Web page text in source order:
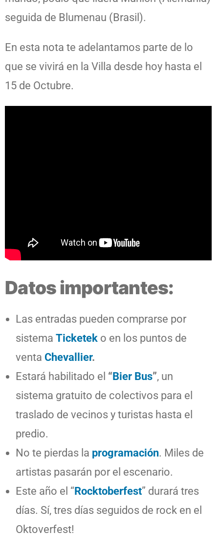
seguida de Blumenau (Brasil).
En esta nota te adelantamos parte de lo
que se vivirá en la Villa desde hoy hasta el
15 de Octubre.
Datos importantes:
Las entradas pueden comprarse por
sistema Ticketek o en los puntos de
venta Chevallier.
Estará habilitado el “Bier Bus”, un
sistema gratuito de colectivos para el
traslado de vecinos y turistas hasta el
predio.
No te pierdas la programación. Miles de
artistas pasarán por el escenario.
Este año el “Rocktoberfest” durará tres
días. Sí, tres días seguidos de rock en el
Oktoverfest!